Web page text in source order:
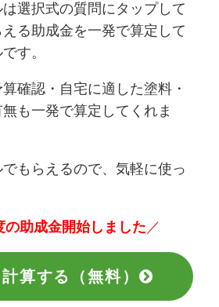
選択式の質問にタップして
る助成金を一発で算定して
す。
確認・自宅に適した塗料・
も一発で算定してくれま
もらえるので、気軽に使っ
の助成金開始しました ／
計算する（無料）